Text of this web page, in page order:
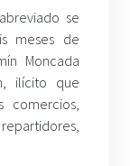
se
meses de
Moncada
ilícito que